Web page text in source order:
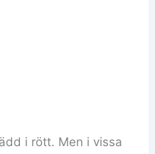
i rött. Men i vissa